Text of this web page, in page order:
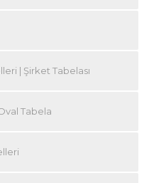
| Şirket Tabelası
Tabela